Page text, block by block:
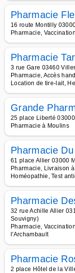
Pharmacie
16 route Montilly
Pharmacie,
Pharmacie
3 rue Gare 03460
Pharmacie, Accès
Location de tire-lait,
Grande
25 place Liberté
Pharmacie à Moulins
Pharmacie
61 place Allier 03000
Pharmacie, Livraison
Homéopathie, Test
Pharmacie
32 rue Achille Allier
Souvigny)
Pharmacie,
l'Archambault
Pharmacie
2 place Hôtel de la